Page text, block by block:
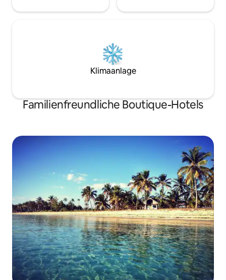
Klimaanlage
Familienfreundliche Boutique-Hotels